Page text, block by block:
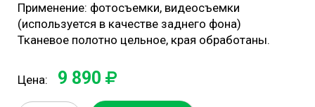
Применение: фотосъемки, видеосъемки
(используется в качестве заднего фона)
Тканевое полотно цельное, края обработаны.
Цена: 9 890